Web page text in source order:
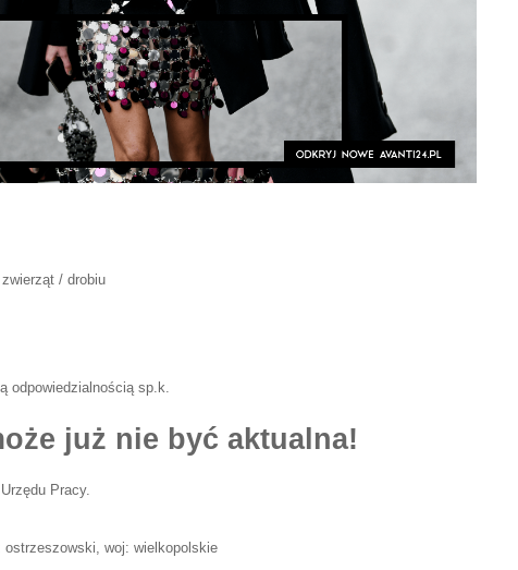
/ drobiu
odpowiedzialnością sp.k.
już nie być aktualna!
Pracy.
woj: wielkopolskie